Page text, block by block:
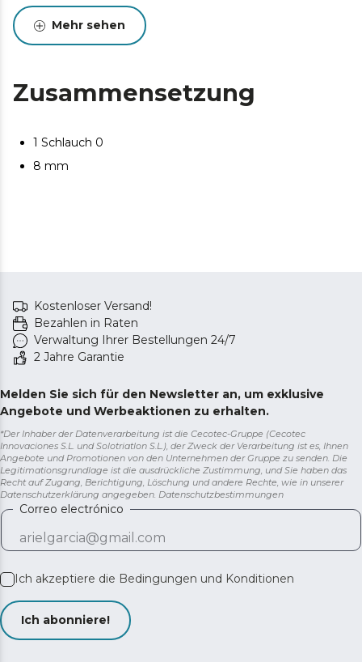
Mehr sehen
Zusammensetzung
1 Schlauch 0
8 mm
Kostenloser Versand!
Bezahlen in Raten
Verwaltung Ihrer Bestellungen 24/7
2 Jahre Garantie
Melden Sie sich für den Newsletter an, um exklusive
Angebote und Werbeaktionen zu erhalten.
*Der Inhaber der Datenverarbeitung ist die Cecotec-Gruppe (Cecotec
Innovaciones S.L. und Solotriatlon S.L.), der Zweck der Verarbeitung ist es, Ihnen
Angebote und Promotionen von den Unternehmen der Gruppe zu senden. Die
Legitimationsgrundlage ist die ausdrückliche Zustimmung, und Sie haben das
Recht auf Zugang, Berichtigung, Löschung und andere Rechte, wie in unserer
Datenschutzerklärung angegeben. Datenschutzbestimmungen
Correo electrónico
Ich akzeptiere die Bedingungen und Konditionen
Ich abonniere!